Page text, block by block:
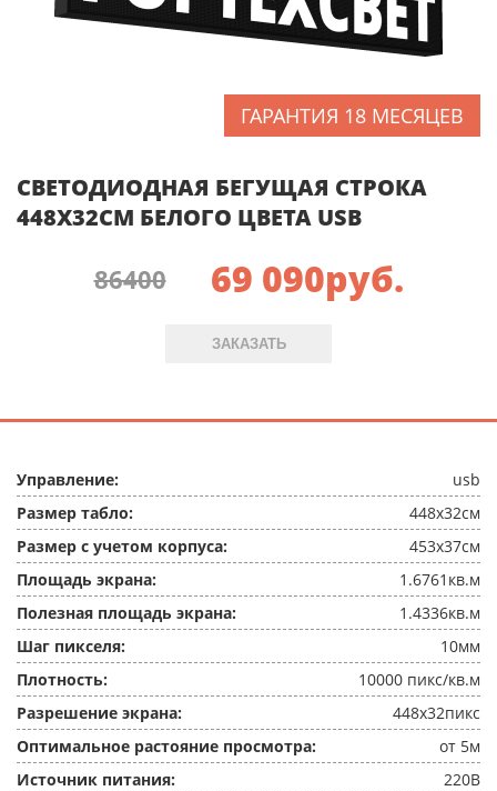
СВЕТОДИОДНАЯ БЕГУЩАЯ СТРОКА
448X32СМ БЕЛОГО ЦВЕТА USB
86400 69 090руб.
ЗАКАЗАТЬ
ГАРАНТИЯ 18 МЕСЯЦЕВ
Управление:
usb
Размер табло:
448x32см
Размер с учетом корпуса:
453x37см
Площадь экрана:
1.6761кв.м
Полезная площадь экрана:
1.4336кв.м
Шаг пикселя:
10мм
Плотность:
10000 пикс/кв.м
Разрешение экрана:
448x32пикс
Оптимальное растояние просмотра:
от 5м
Источник питания:
220В